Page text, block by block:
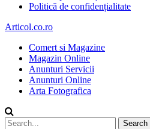
Politică de confidențialitate
Articol.co.ro
Comert si Magazine
Magazin Online
Anunturi Servicii
Anunturi Online
Arta Fotografica